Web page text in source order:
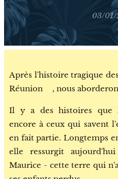
03/
Après l'histoire tragique
Réunion
, nous
Il y a des histoires que
encore à ceux qui savent
en fait partie. Longtemps
elle ressurgit
Maurice - cette terre qui